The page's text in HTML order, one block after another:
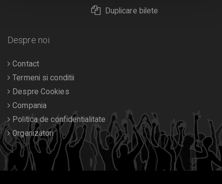
Duplicare bilete
Despre noi
Contact
Termeni si conditii
Despre Cookies
Compania
Politica de confidentialitate
Organizatori